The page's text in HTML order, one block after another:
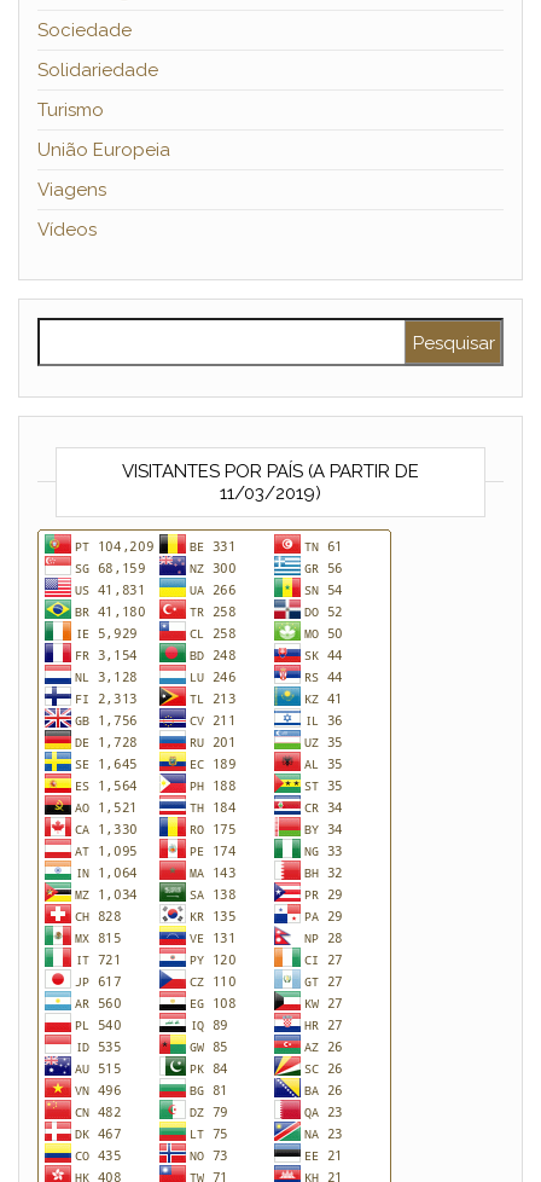
Sociedade
Solidariedade
Turismo
União Europeia
Viagens
Vídeos
VISITANTES POR PAÍS (A PARTIR DE
11/03/2019)